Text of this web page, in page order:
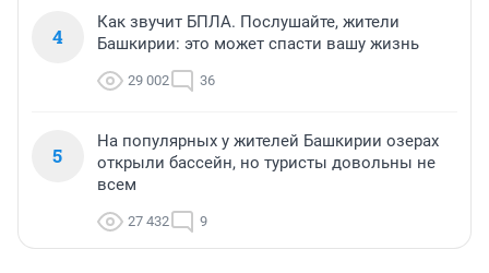
4
Как звучит БПЛА. Послушайте, жители
Башкирии: это может спасти вашу жизнь
29 002 36
5
На популярных у жителей Башкирии озерах
открыли бассейн, но туристы довольны не
всем
27 432 9